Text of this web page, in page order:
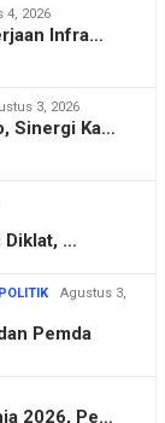
4, 2026
Infra…
3, 2026
Sinergi Ka…
Diklat, …
POLITIK
Agustus 3,
Pemda
2026, Pe…